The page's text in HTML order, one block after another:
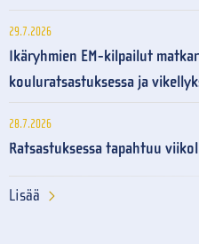
29.7.2026
Ikäryhmien EM-kilpailut
kouluratsastuksessa ja
28.7.2026
Ratsastuksessa tapahtuu
Lisää